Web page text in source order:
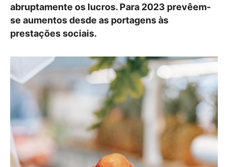
abruptamente os lucros. Para 2023 prevêem-
se aumentos desde as portagens às
prestações sociais.